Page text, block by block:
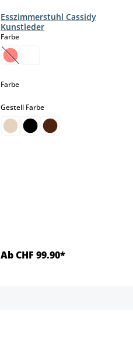
Esszimmerstuhl Cassidy
Kunstleder
Farbeauswählen
(Diese Option ist zurzeit nicht
Farbeauswählen
Gestell Farbeauswählen
Ab CHF 99.90*